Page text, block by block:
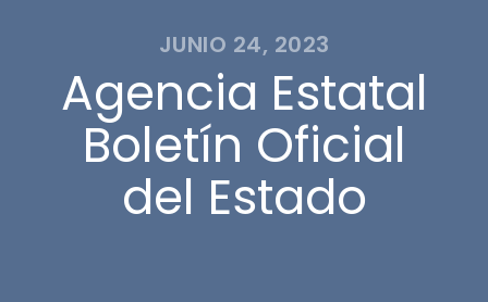
JUNIO 24, 2023
Agencia Estatal
Boletín Oficial
del Estado